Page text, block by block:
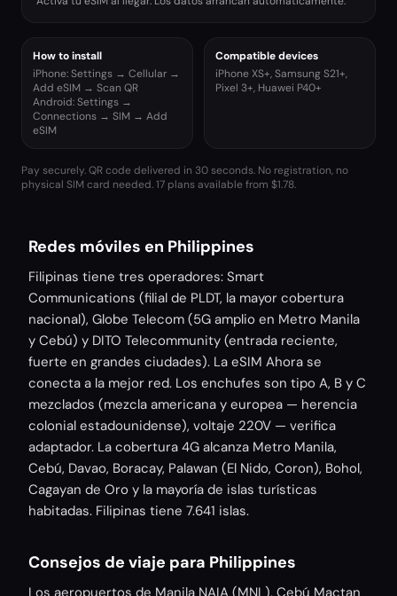
How to install
iPhone: Settings → Cellular →
Add eSIM → Scan QR
Android: Settings →
Connections → SIM → Add
eSIM
Compatible devices
iPhone XS+, Samsung S21+,
Pixel 3+, Huawei P40+
Pay securely. QR code delivered in 30 seconds. No registration, no
physical SIM card needed.17 plans available from $1.78.
Redes móviles en Philippines
Filipinas tiene tres operadores: Smart
Communications (filial de PLDT, la mayor cobertura
nacional), Globe Telecom (5G amplio en Metro Manila
y Cebú) y DITO Telecommunity (entrada reciente,
fuerte en grandes ciudades). La eSIM Ahora se
conecta a la mejor red. Los enchufes son tipo A, B y C
mezclados (mezcla americana y europea — herencia
colonial estadounidense), voltaje 220V — verifica
adaptador. La cobertura 4G alcanza Metro Manila,
Cebú, Davao, Boracay, Palawan (El Nido, Coron), Bohol,
Cagayan de Oro y la mayoría de islas turísticas
habitadas. Filipinas tiene 7.641 islas.
Consejos de viaje para Philippines
Los aeropuertos de Manila NAIA (MNL), Cebú Mactan